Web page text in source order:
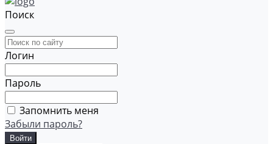
Поиск
Логин
Пароль
Запомнить меня
Забыли пароль?